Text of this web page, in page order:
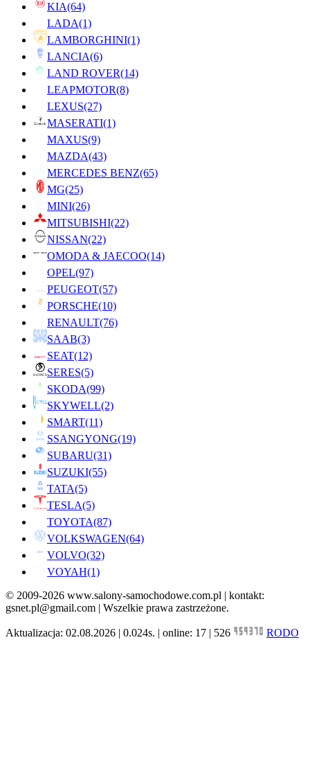
KIA(64)
LADA(1)
LAMBORGHINI(1)
LANCIA(6)
LAND ROVER(14)
LEAPMOTOR(8)
LEXUS(27)
MASERATI(1)
MAXUS(9)
MAZDA(43)
MERCEDES BENZ(65)
MG(25)
MINI(26)
MITSUBISHI(22)
NISSAN(22)
OMODA & JAECOO(14)
OPEL(97)
PEUGEOT(57)
PORSCHE(10)
RENAULT(76)
SAAB(3)
SEAT(12)
SERES(5)
SKODA(99)
SKYWELL(2)
SMART(11)
SSANGYONG(19)
SUBARU(31)
SUZUKI(55)
TATA(5)
TESLA(5)
TOYOTA(87)
VOLKSWAGEN(64)
VOLVO(32)
VOYAH(1)
© 2009-2026 www.salony-samochodowe.com.pl | kontakt:
gsnet.pl@gmail.com | Wszelkie prawa zastrzeżone.
Aktualizacja: 02.08.2026 | 0.024s. | online: 17 | 526 RODO